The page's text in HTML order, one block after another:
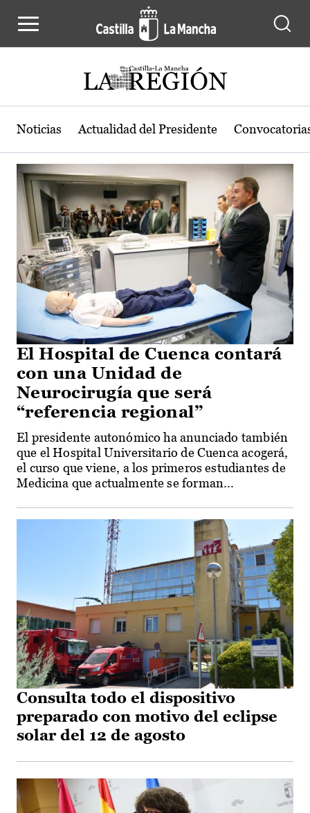
Actualidad de la región de Castilla-
Noticias Actualidad del Presidente
El Hospital de Cuenca contará
con una Unidad de
Neurocirugía que será
“referencia regional”
El presidente autonómico ha anunciado también
que el Hospital Universitario de Cuenca acogerá,
el curso que viene, a los primeros estudiantes de
Medicina que actualmente se forman...
Consulta todo el dispositivo
preparado con motivo del eclipse
solar del 12 de agosto